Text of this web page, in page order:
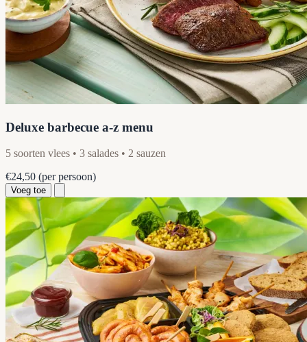
Deluxe barbecue a-z menu
5 soorten vlees • 3 salades • 2 sauzen
€24,50 (per persoon)
Voeg toe